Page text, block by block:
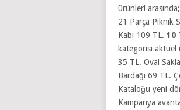
ürünleri
21 Parça Piknik
Kabı 109 TL. 10
kategorisi aktüel
35 TL. Oval
Bardağı 69 TL.
Kataloğu yeni
Kampanya